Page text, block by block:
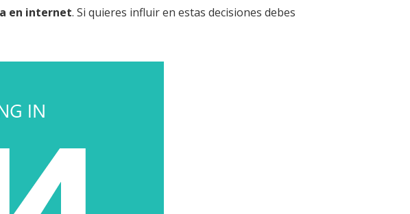
en internet. Si quieres influir en estas decisiones debes